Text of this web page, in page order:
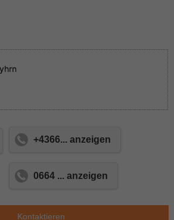
+4366... anzeigen
0664 ... anzeigen
Kontaktieren